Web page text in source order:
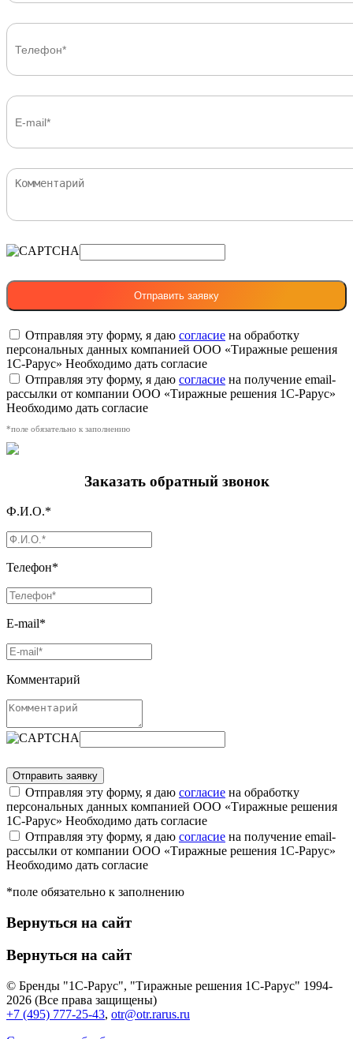
Отправляя эту форму, я даю согласие на обработку
персональных данных компанией ООО «Тиражные решения
1С-Рарус» Необходимо дать согласие
Отправляя эту форму, я даю согласие на получение email-
рассылки от компании ООО «Тиражные решения 1С-Рарус»
Необходимо дать согласие
*поле обязательно к заполнению
Заказать обратный звонок
Ф.И.О.*
Телефон*
E-mail*
Комментарий
Отправляя эту форму, я даю согласие на обработку
персональных данных компанией ООО «Тиражные решения
1С-Рарус» Необходимо дать согласие
Отправляя эту форму, я даю согласие на получение email-
рассылки от компании ООО «Тиражные решения 1С-Рарус»
Необходимо дать согласие
*поле обязательно к заполнению
Вернуться на сайт
Вернуться на сайт
© Бренды "1С-Рарус", "Тиражные решения 1С-Рарус" 1994-
2026 (Все права защищены)
+7 (495) 777-25-43, otr@otr.rarus.ru